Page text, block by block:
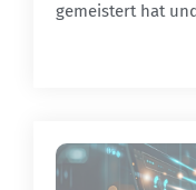
gemeistert hat